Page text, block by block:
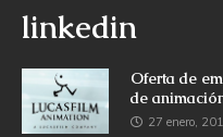
linkedin
Oferta de
de
27 enero,